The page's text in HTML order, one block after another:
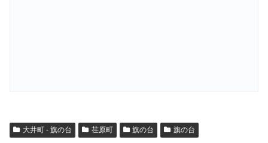
大井町 - 旗の台 荏原町 旗の台 旗の台